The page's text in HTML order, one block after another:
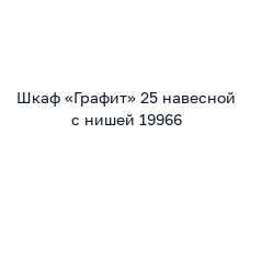
Шкаф «Графит» 25 навесной
с нишей 19966